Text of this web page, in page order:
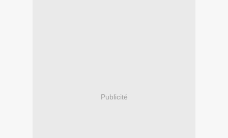
Publicité